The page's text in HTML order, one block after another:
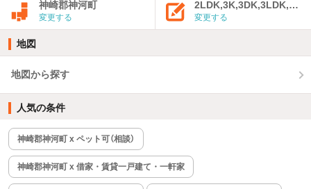
神崎郡神河町
変更する 変更する
地図
地図から探す
人気の条件
神崎郡神河町 x ペット可（相談）
神崎郡神河町 x 借家・賃貸一戸建て・一軒家